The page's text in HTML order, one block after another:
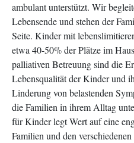
ambulant unterstützt. Wir
Lebensende und stehen der
Seite. Kinder mit
etwa 40-50% der Plätze im
palliativen Betreuung sind die
Lebensqualität der Kinder und
Linderung von belastenden
die Familien in ihrem Alltag
für Kinder legt Wert auf eine
Familien und den